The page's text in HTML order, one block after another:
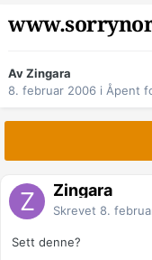
Av Zingara
8. februar 2006 i Åpent
Zingara
Skrevet 8.
Sett denne?